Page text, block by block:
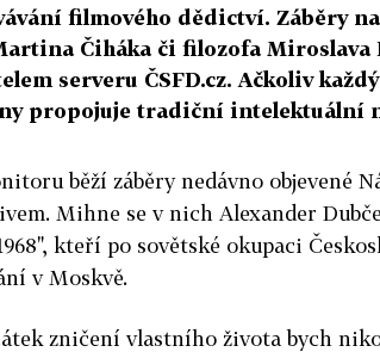
filmového dědictví. Záběry
Čiháka či filozofa
serveru ČSFD.cz. Ačkoliv
propojuje tradiční intelektuální
běží záběry nedávno objevené
Mihne se v nich Alexander
kteří po sovětské okupaci
v Moskvě.
zničení vlastního života bych